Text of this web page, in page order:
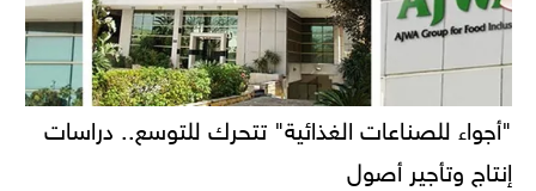
"أجواء للصناعات الغذائية" تتحرك للتوسع.. دراسات
إنتاج وتأجير أصول